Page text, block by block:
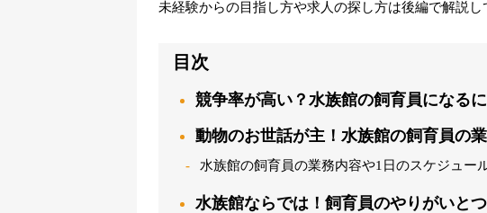
未経験からの目指し方や求人の探し方は後編で解説し
目次
競争率が高い？水族館の飼育員になる
動物のお世話が主！水族館の飼育員の
水族館の飼育員の業務内容や1日のスケジュー
水族館ならでは！飼育員のやりがいと